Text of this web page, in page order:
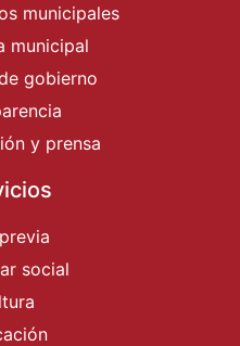
municipales
municipal
gobierno
y prensa
social